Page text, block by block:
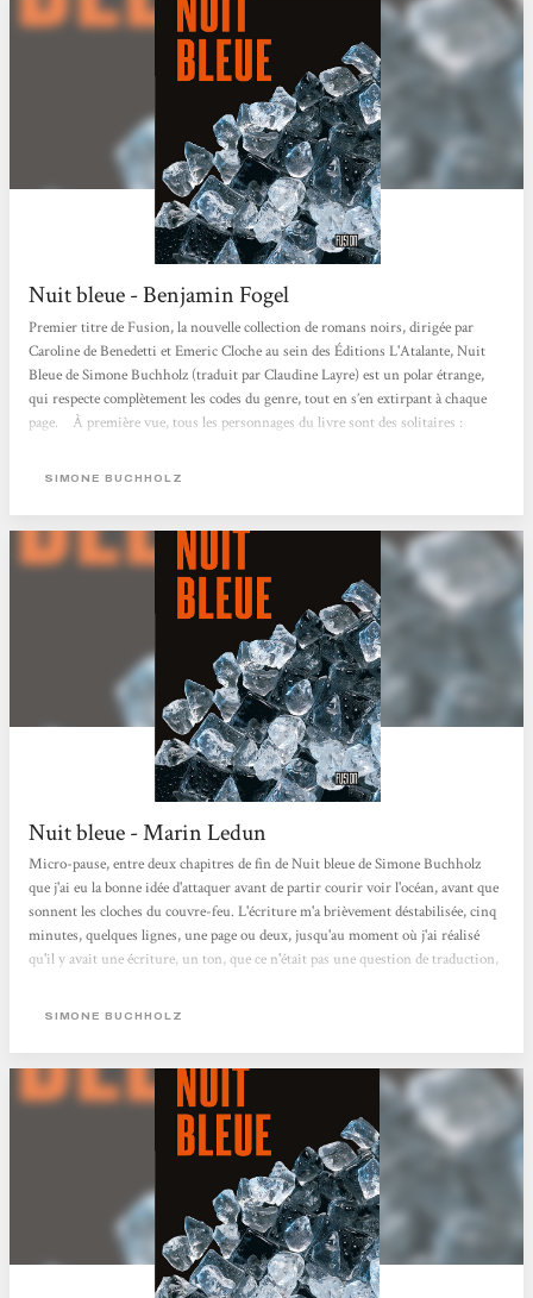
Nuit bleue - Benjamin Fogel
Premier titre de Fusion, la nouvelle collection de romans noirs, dirigée par
Caroline de Benedetti et Emeric Cloche au sein des Éditions L'Atalante, Nuit
Bleue de Simone Buchholz (traduit par Claudine Layre) est un polar étrange,
qui respecte complètement les codes du genre, tout en s’en extirpant à chaque
page. À première vue, tous les personnages du livre sont des solitaires :
son supérieur corrompu ; Faller Georg, commissaire à la retraite rongée par
SIMONE BUCHHOLZ
Nuit bleue - Marin Ledun
Micro-pause, entre deux chapitres de fin de Nuit bleue de Simone Buchholz
que j'ai eu la bonne idée d'attaquer avant de partir courir voir l'océan, avant que
sonnent les cloches du couvre-feu. L'écriture m'a brièvement déstabilisée, cinq
minutes, quelques lignes, une page ou deux, jusqu'au moment où j'ai réalisé
qu'il y avait une écriture, un ton, que ce n'était pas une question de traduction,
lâcher depuis. Je me régale. Ce personnage de Chastity Riley est dément,
SIMONE BUCHHOLZ